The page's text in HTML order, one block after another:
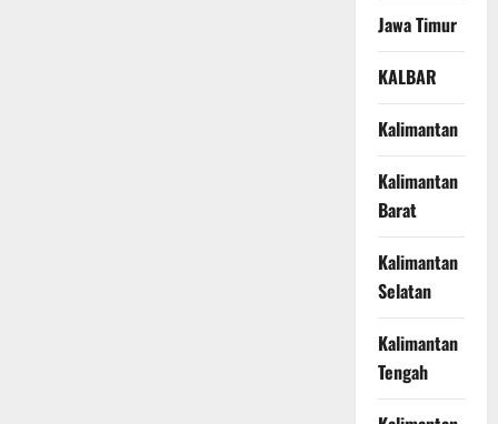
Jawa Timur
KALBAR
Kalimantan
Kalimantan
Barat
Kalimantan
Selatan
Kalimantan
Tengah